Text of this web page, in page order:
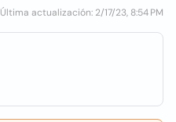
Última actualización: 2/17/23, 8:54 PM